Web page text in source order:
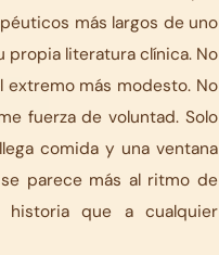
más largos de uno
propia literatura clínica. No
extremo más modesto. No
fuerza de voluntad. Solo
comida y una ventana
parece más al ritmo de
historia que a cualquier